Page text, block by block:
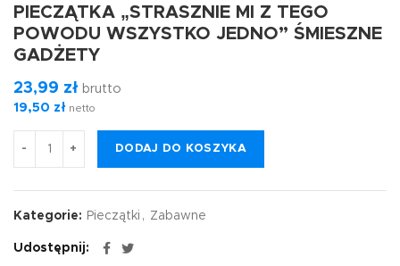
PIECZĄTKA „STRASZNIE MI Z TEGO
POWODU WSZYSTKO JEDNO” ŚMIESZNE
GADŻETY
23,99 zł brutto
19,50 zł netto
DODAJ DO KOSZYKA
Kategorie: Pieczątki , Zabawne
Udostępnij